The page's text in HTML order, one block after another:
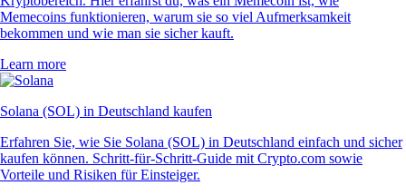
Memecoins funktionieren, warum sie so viel Aufmerksamkeit
bekommen und wie man sie sicher kauft.
Learn more
Solana (SOL) in Deutschland kaufen
Erfahren Sie, wie Sie Solana (SOL) in Deutschland einfach und sicher
kaufen können. Schritt-für-Schritt-Guide mit Crypto.com sowie
Vorteile und Risiken für Einsteiger.